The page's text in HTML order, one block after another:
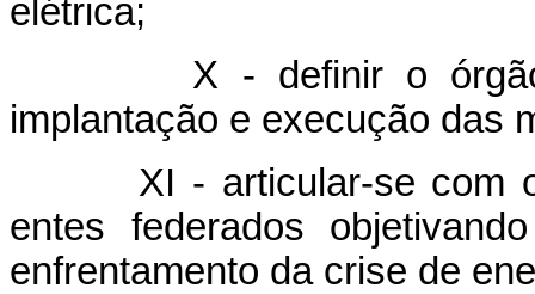
elétrica;
X - definir o
implantação e execução das
XI - articular-se com os
entes federados
enfrentamento da crise de